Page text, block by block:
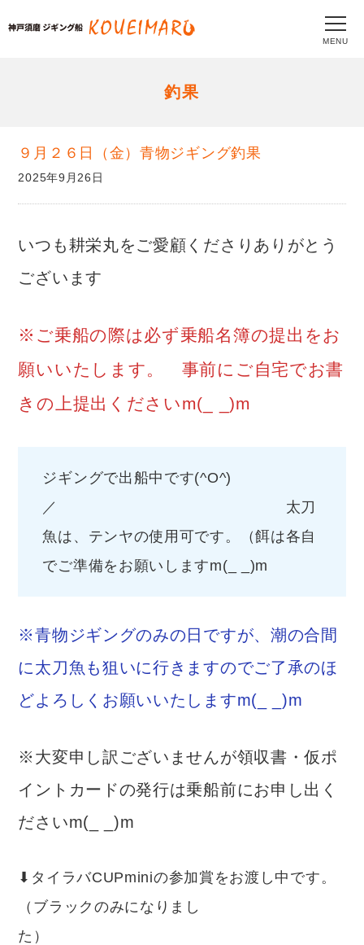
MENU
釣果
９月２６日（金）青物ジギング釣果
2025年9月26日
いつも耕栄丸をご愛顧くださりありがとう
ございます
※ご乗船の際は必ず乗船名簿の提出をお
願いいたします。 事前にご自宅でお書
きの上提出くださいm(_ _)m
ジギングで出船中です(^O^)
／ 太刀
魚は、テンヤの使用可です。（餌は各自
でご準備をお願いしますm(_ _)m
※青物ジギングのみの日ですが、潮の合間
に太刀魚も狙いに行きますのでご了承のほ
どよろしくお願いいたしますm(_ _)m
※大変申し訳ございませんが領収書・仮ポ
イントカードの発行は乗船前にお申し出く
ださいm(_ _)m
⬇︎タイラバCUPminiの参加賞をお渡し中です。
（ブラックのみになりまし
た